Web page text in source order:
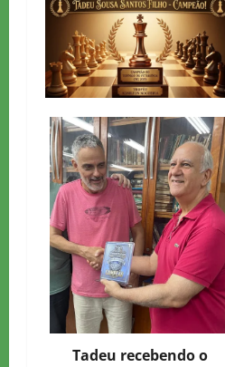
Tadeu recebendo o